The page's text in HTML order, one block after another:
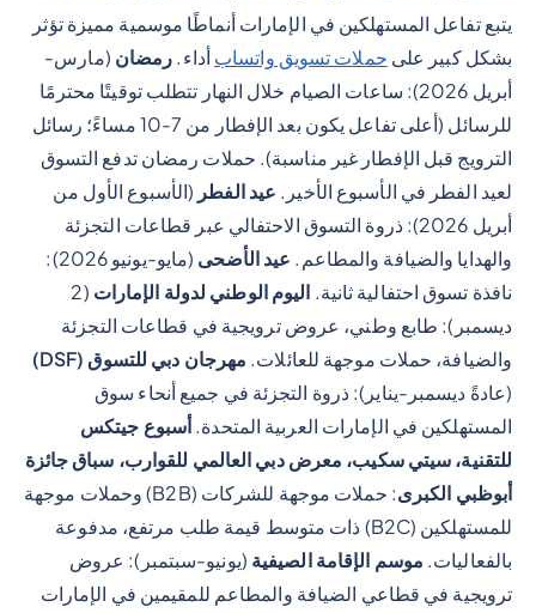
يتبع تفاعل المستهلكين في الإمارات أنماطًا موسمية مميزة تؤثر
بشكل كبير على حملات تسويق واتساب أداء. رمضان (مارس-
أبريل 2026): ساعات الصيام خلال النهار تتطلب توقيتًا محترمًا
للرسائل (أعلى تفاعل يكون بعد الإفطار من 7-10 مساءً؛ رسائل
الترويج قبل الإفطار غير مناسبة). حملات رمضان تدفع التسوق
لعيد الفطر في الأسبوع الأخير. عيد الفطر (الأسبوع الأول من
أبريل 2026): ذروة التسوق الاحتفالي عبر قطاعات التجزئة
والهدايا والضيافة والمطاعم. عيد الأضحى
(مايو-يونيو 2026):
نافذة تسوق احتفالية ثانية. اليوم الوطني لدولة الإمارات (2
ديسمبر): طابع وطني، عروض ترويجية في قطاعات التجزئة
والضيافة، حملات موجهة للعائلات. مهرجان دبي للتسوق (DSF)
(عادةً ديسمبر-يناير): ذروة التجزئة في جميع أنحاء سوق
المستهلكين في الإمارات العربية المتحدة.أسبوع جيتكس
للتقنية، سيتي سكيب، معرض دبي العالمي للقوارب، سباق جائزة
أبوظبي الكبرى
: حملات موجهة للشركات (B2B) وحملات موجهة
للمستهلكين (B2C) ذات متوسط قيمة طلب مرتفع، مدفوعة
بالفعاليات. موسم الإقامة الصيفية (يونيو-سبتمبر): عروض
ترويجية في قطاعي الضيافة والمطاعم للمقيمين في الإمارات